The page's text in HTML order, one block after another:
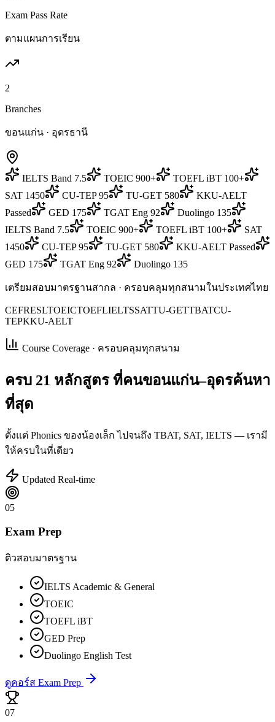
Exam Pass Rate
ตามแผนการเรียน
2
Branches
ขอนแก่น · อุดรธานี
IELTS Band 7.5 TOEIC 900+
TOEFL iBT 100+
SAT 1450
CU-TEP 95 TU-GET 580
KKU-AELT
Passed
GED 175 TGAT Eng 92
Duolingo 135
IELTS Band 7.5
TOEIC 900+ TOEFL iBT 100+
SAT
1450
CU-TEP 95 TU-GET 580
KKU-AELT Passed
GED 175
TGAT Eng 92 Duolingo 135
เตรียมสอบมาตรฐานสากล · ครอบคลุมทุกสนามในประเทศไทย
CEFRESLTOEICTOEFLIELTSSATTU-GETTBATCU-
TEPKKU-AELT
Course Coverage · ครอบคลุมทุกสนาม
ครบ 21 หลักสูตรที่คนขอนแก่น–อุดรค้นหา
ที่สุด
ตั้งแต่ Phonics ของน้องเล็ก ไปจนถึง TBAT, SAT, IELTS — เรามี
ให้ครบในที่เดียว
Updated Real-time
05
Exam Prep
ติวสอบมาตรฐาน
IELTS Academic & General
TOEIC
TOEFL iBT
GED Prep
Duolingo English Test
ดูคอร์ส Exam Prep
07